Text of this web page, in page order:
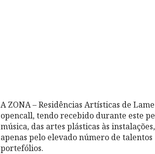
A ZONA – Residências Artísticas de
opencall, tendo recebido durante este
música, das artes plásticas às
apenas pelo elevado número de
portefólios.